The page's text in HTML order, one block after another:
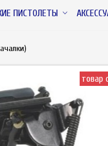
ПИСТОЛЕТЫ
товар